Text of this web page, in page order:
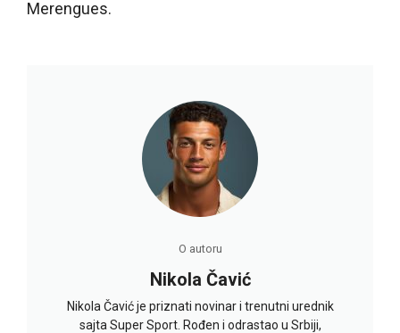
Merengues.
O autoru
Nikola Čavić
Nikola Čavić je priznati novinar i trenutni urednik
sajta Super Sport. Rođen i odrastao u Srbiji,